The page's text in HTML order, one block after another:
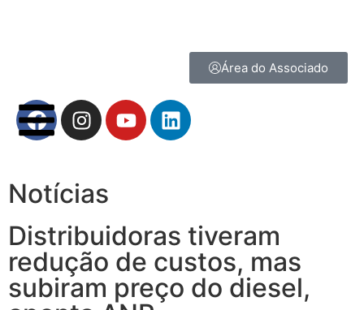
Área do Associado
Notícias
Distribuidoras tiveram
redução de custos, mas
subiram preço do diesel,